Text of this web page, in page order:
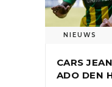
NIEUWS
CARS
ADO DEN